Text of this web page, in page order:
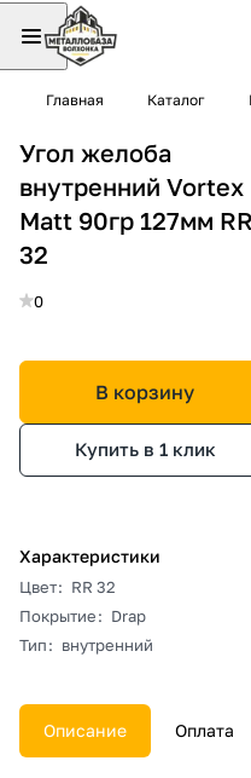
Главная Каталог
Угол желоба
внутренний Vortex
Matt 90гр 127мм RR
32
0
В корзину
Купить в 1 клик
Характеристики
Цвет: RR 32
Покрытие: Drap
Тип: внутренний
Описание Оплата